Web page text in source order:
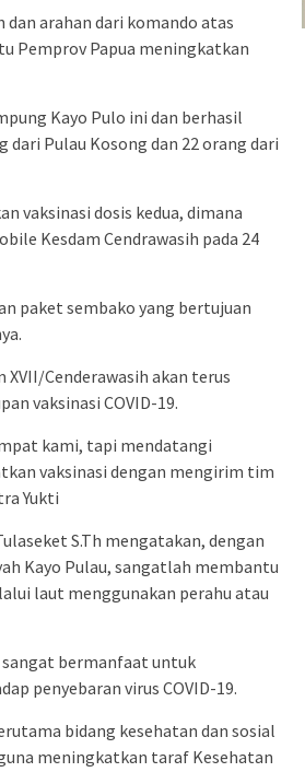
dan arahan dari komando atas
Pemprov Papua meningkatkan
Kayo Pulo ini dan berhasil
Pulau Kosong dan 22 orang dari
vaksinasi dosis kedua, dimana
Kesdam Cendrawasih pada 24
paket sembako yang bertujuan
XVII/Cenderawasih akan terus
vaksinasi COVID-19.
kami, tapi mendatangi
vaksinasi dengan mengirim tim
Yukti
S.Th mengatakan, dengan
Kayo Pulau, sangatlah membantu
laut menggunakan perahu atau
bermanfaat untuk
penyebaran virus COVID-19.
bidang kesehatan dan sosial
meningkatkan taraf Kesehatan